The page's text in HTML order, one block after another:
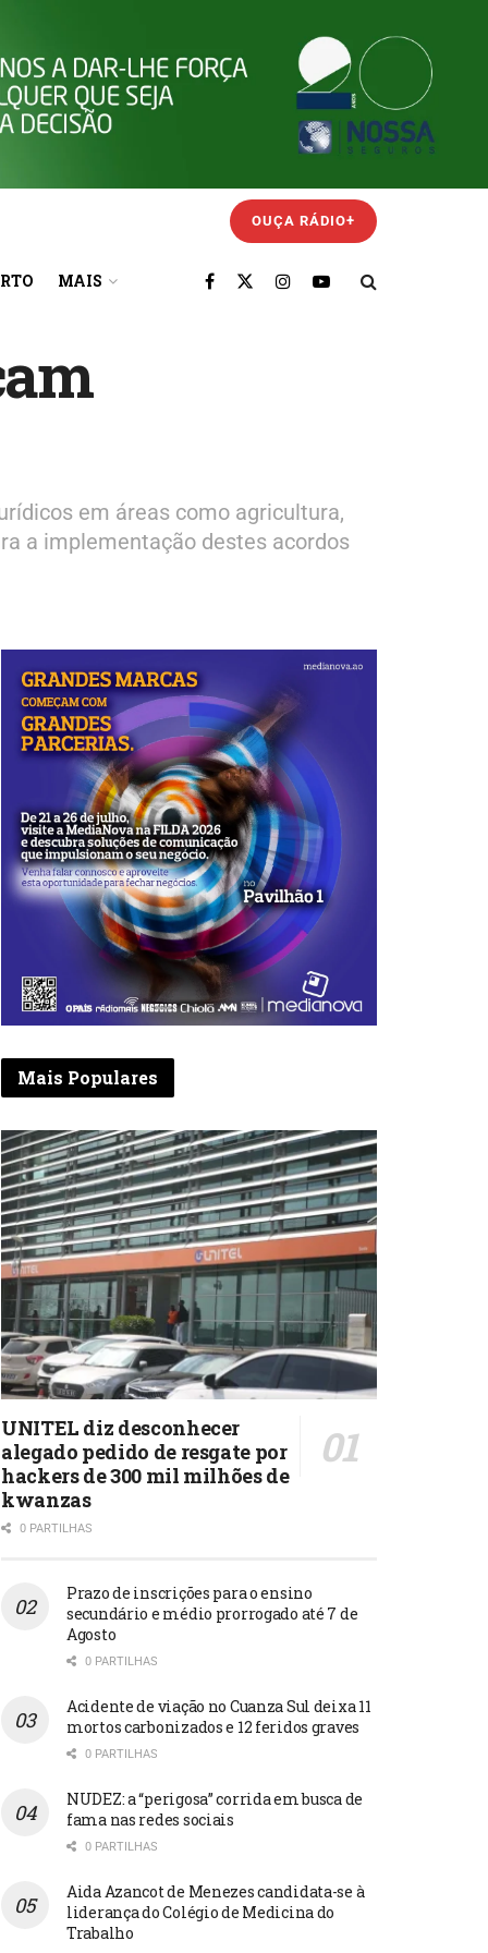
OUÇA RÁDIO+
MAIS
em áreas como agricultura,
a implementação destes acordos
Mais Populares
UNITEL diz desconhecer
alegado pedido de resgate por
hackers de 300 mil milhões de
kwanzas
0 PARTILHAS
Prazo de inscrições para o ensino
secundário e médio prorrogado até 7 de
Agosto
0 PARTILHAS
Acidente de viação no Cuanza Sul deixa 11
mortos carbonizados e 12 feridos graves
0 PARTILHAS
NUDEZ: a “perigosa” corrida em busca de
fama nas redes sociais
0 PARTILHAS
Aida Azancot de Menezes candidata-se à
liderança do Colégio de Medicina do
Trabalho